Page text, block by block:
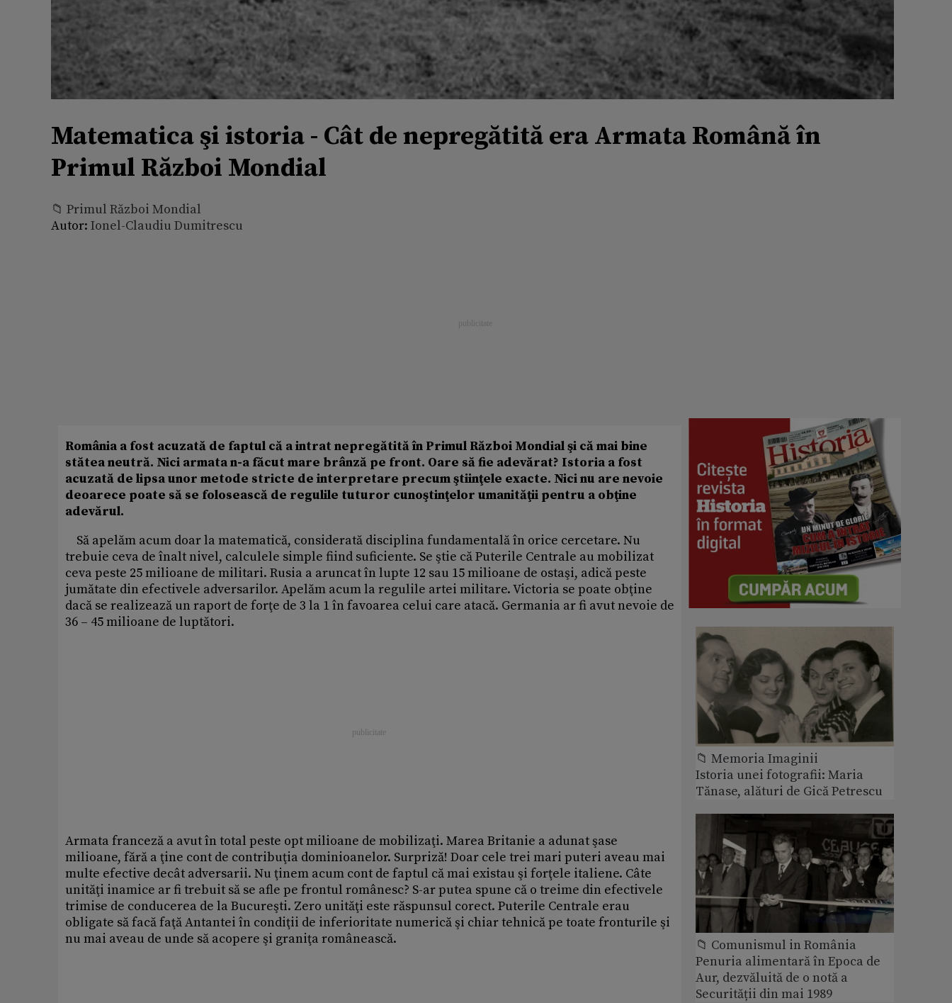
Matematica şi istoria - Cât de nepregătită era Armata Română în
Primul Război Mondial
📁 Primul Război Mondial
Autor: Ionel-Claudiu Dumitrescu
România a fost acuzată de faptul că a intrat nepregătită în Primul Război Mondial şi că mai bine
stătea neutră. Nici armata n-a făcut mare brânză pe front. Oare să fie adevărat? Istoria a fost
acuzată de lipsa unor metode stricte de interpretare precum ştiinţele exacte. Nici nu are nevoie
deoarece poate să se folosească de regulile tuturor cunoştinţelor umanităţii pentru a obţine
adevărul.
Să apelăm acum doar la matematică, considerată disciplina fundamentală în orice cercetare. Nu
trebuie ceva de înalt nivel, calculele simple fiind suficiente. Se ştie că Puterile Centrale au mobilizat
ceva peste 25 milioane de militari. Rusia a aruncat în lupte 12 sau 15 milioane de ostaşi, adică peste
jumătate din efectivele adversarilor. Apelăm acum la regulile artei militare. Victoria se poate obţine
dacă se realizează un raport de forţe de 3 la 1 în favoarea celui care atacă. Germania ar fi avut nevoie de
36 – 45 milioane de luptători.
Armata franceză a avut în total peste opt milioane de mobilizaţi. Marea Britanie a adunat şase
milioane, fără a ţine cont de contribuţia dominioanelor. Surpriză! Doar cele trei mari puteri aveau mai
multe efective decât adversarii. Nu ţinem acum cont de faptul că mai existau şi forţele italiene. Câte
unităţi inamice ar fi trebuit să se afle pe frontul românesc? S-ar putea spune că o treime din efectivele
trimise de conducerea de la Bucureşti. Zero unităţi este răspunsul corect. Puterile Centrale erau
obligate să facă faţă Antantei în condiţii de inferioritate numerică şi chiar tehnică pe toate fronturile şi
nu mai aveau de unde să acopere şi graniţa românească.
📁 Memoria Imaginii
Istoria unei fotografii: Maria
Tănase, alături de Gică Petrescu
📁 Comunismul in România
Penuria alimentară în Epoca de
Aur, dezvăluită de o notă a
Securității din mai 1989